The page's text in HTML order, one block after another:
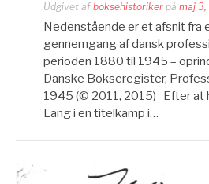
Udgivet af boksehistoriker på maj 3,
Nedenstående er et afsnit fra
gennemgang af dansk
perioden 1880 til 1945 –
Danske Bokseregister,
1945 (© 2011, 2015) Efter at
Lang i en titelkamp i…